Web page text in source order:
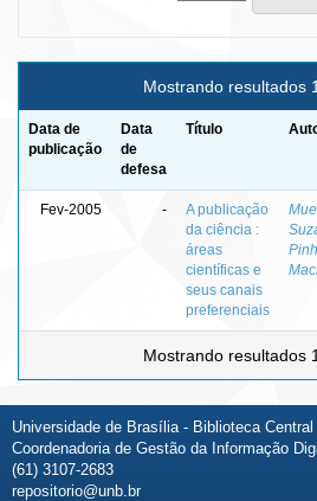
Mostrando resultados
Data de
publicação
Data
de
defesa
Título
Fev-2005 -
A publicação
da ciência :
áreas
científicas e
seus canais
preferenciais
Mostrando resultados
Universidade de Brasília - Biblioteca Central
Coordenadoria de Gestão da Informação
(61) 3107-2683
repositorio@unb.br